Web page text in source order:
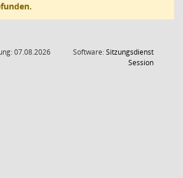
07.08.2026
Software:Sitzungsdienst
Session(Wird in